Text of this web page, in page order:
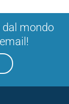
dal mondo